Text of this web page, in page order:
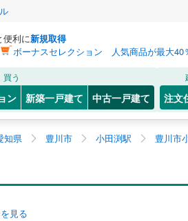
便利に新規取得
ボーナスセレクション 人気商品が最大40
買う
ン 新築一戸建て 中古一戸建て 注文
知県 豊川市 小田渕駅 豊川市
見る